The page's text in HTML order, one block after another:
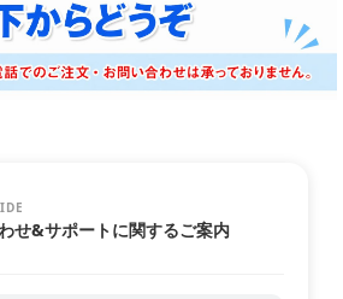
せ&サポートに関するご案内